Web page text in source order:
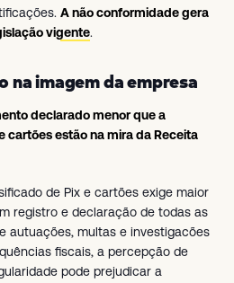
A não conformidade gera
vigente.
na imagem da empresa
declarado menor que a
cartões estão na mira da Receita
de Pix e cartões exige maior
registro e declaração de todas as
autuações, multas e investigacões
fiscais, a percepção de
pode prejudicar a